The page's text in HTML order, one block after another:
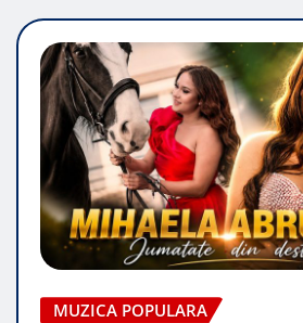
MUZICA POPULARA